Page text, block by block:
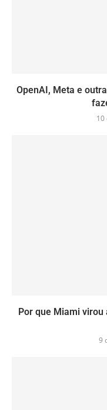
OpenAI, Meta e
10
Por que Miami
9